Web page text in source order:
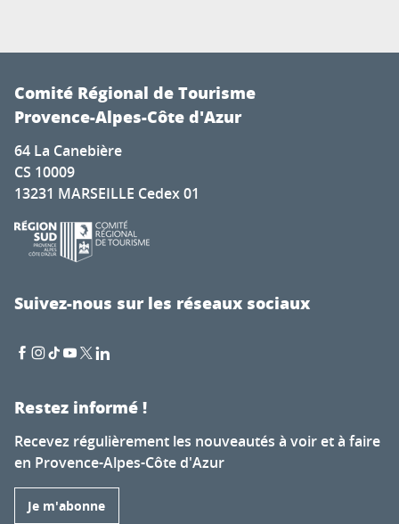
Comité Régional de Tourisme
Provence-Alpes-Côte d'Azur
64 La Canebière
CS 10009
13231 MARSEILLE Cedex 01
Suivez-nous sur les réseaux sociaux
Restez informé !
Recevez régulièrement les nouveautés à voir et à faire
en Provence-Alpes-Côte d'Azur
Je m'abonne